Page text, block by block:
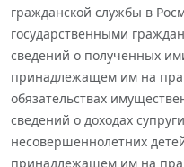
гражданской службы в
государственными
сведений о полученных
принадлежащем им на
обязательствах
сведений о доходах
несовершеннолетних
принадлежащем им на